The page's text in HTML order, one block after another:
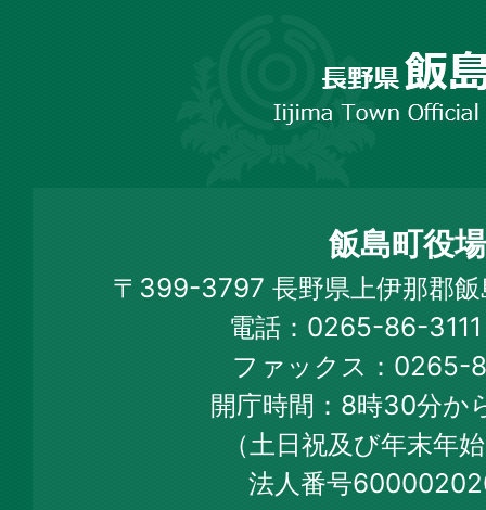
Town
Official
Web
Site
飯島町役場
〒399-3797 長野県上伊那郡
電話：0265-86-
ファックス：0265-
開庁時間：8時30分か
（土日祝及び年末年
法人番号